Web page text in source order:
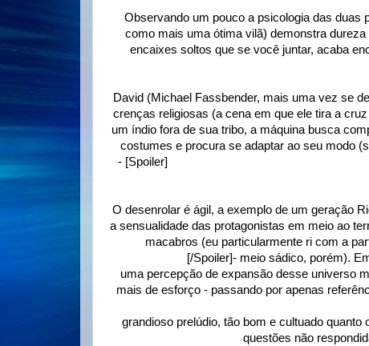
Observando um pouco a psicologia das duas
como mais uma ótima vilã) demonstra
encaixes soltos que se você juntar, acaba
David (Michael Fassbender, mais uma vez se
crenças religiosas (a cena em que ele tira a
um índio fora de sua tribo, a máquina busca
costumes e procura se adaptar ao seu modo
- [Spoiler]
O desenrolar é ágil, a exemplo de um geração
a sensualidade das protagonistas em meio ao
macabros (eu particularmente ri com a
[/Spoiler]- meio sádico, porém).
uma percepção de expansão desse universo
mais de esforço - passando por apenas
grandioso prelúdio, tão bom e cultuado
questões não